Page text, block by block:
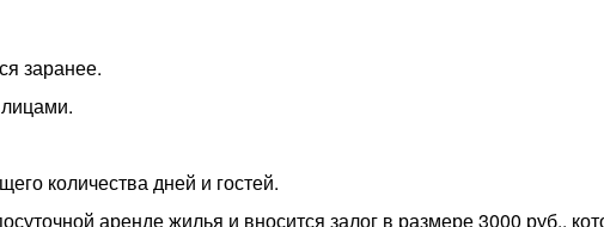
заранее.
количества дней и гостей.
аренде жилья и вносится залог в размере 3000 руб.,